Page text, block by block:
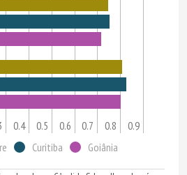
0.4 0.5 0.6 0.7 0.8
0.9
Curitiba Goiânia